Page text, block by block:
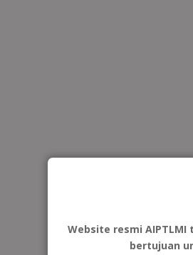
Website resmi
bertujuan